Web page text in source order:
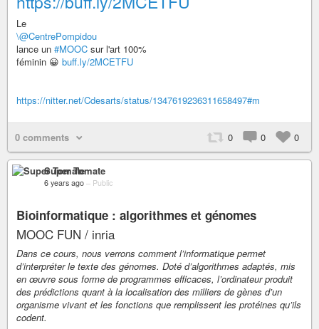
Le
\@CentrePompidou
lance un #MOOC sur l'art 100%
féminin 😀 buff.ly/2MCETFU
https://nitter.net/Cdesarts/status/1347619236311658497#m
0 comments 0 0 0
Super Tomate
6 years ago – Public
Bioinformatique : algorithmes et génomes
MOOC FUN / inria
Dans ce cours, nous verrons comment l’informatique permet
d’interpréter le texte des génomes. Doté d’algorithmes adaptés, mis
en œuvre sous forme de programmes efficaces, l’ordinateur produit
des prédictions quant à la localisation des milliers de gènes d’un
organisme vivant et les fonctions que remplissent les protéines qu’ils
codent.